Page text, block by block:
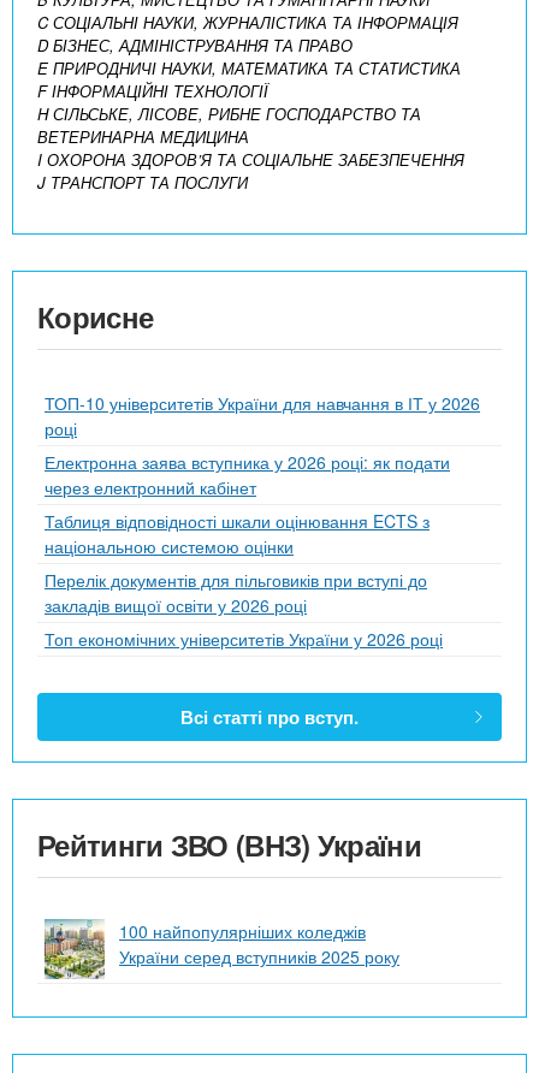
C СОЦІАЛЬНІ НАУКИ, ЖУРНАЛІСТИКА ТА ІНФОРМАЦІЯ
D БІЗНЕС, АДМІНІСТРУВАННЯ ТА ПРАВО
E ПРИРОДНИЧІ НАУКИ, МАТЕМАТИКА ТА СТАТИСТИКА
F ІНФОРМАЦІЙНІ ТЕХНОЛОГІЇ
H СІЛЬСЬКЕ, ЛІСОВЕ, РИБНЕ ГОСПОДАРСТВО ТА
ВЕТЕРИНАРНА МЕДИЦИНА
I ОХОРОНА ЗДОРОВ’Я ТА СОЦІАЛЬНЕ ЗАБЕЗПЕЧЕННЯ
J ТРАНСПОРТ ТА ПОСЛУГИ
Корисне
ТОП-10 університетів України для навчання в ІТ у 2026
році
Електронна заява вступника у 2026 році: як подати
через електронний кабінет
Таблиця відповідності шкали оцінювання ECTS з
національною системою оцінки
Перелік документів для пільговиків при вступі до
закладів вищої освіти у 2026 році
Топ економічних університетів України у 2026 році
Всі статті про вступ.
Рейтинги ЗВО (ВНЗ) України
100 найпопулярніших коледжів
України серед вступників 2025 року